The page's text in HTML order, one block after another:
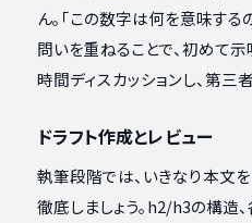
ん。「この数字は何を意味す
問いを重ねることで、初めて
時間ディスカッションし、第
ドラフト作成とレビュー
執筆段階では、いきなり本文を
徹底しましょう。h2/h3の構造